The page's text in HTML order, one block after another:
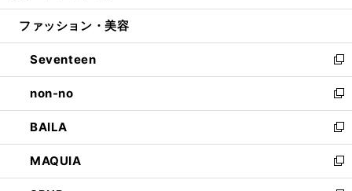
開
ウ
開
く
ン
ウ
で
開
く
ウ
ン
ド
ウ
で
開
く
ファッション・美容
Seventeen
新
し
い
ウ
ィ
ン
ド
ウ
non-no
新
し
い
ウ
ィ
ン
BAILA
新
し
い
ウ
MAQUIA
新
し